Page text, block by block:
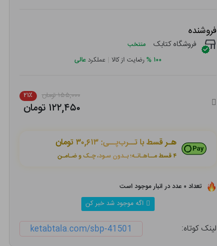
فروشنده
فروشگاه کتابک منتخب
۱۰۰ % رضایت از کالا | عملکرد عالی
۱۵۵,۰۰۰ تومان ۲۱٪
۱۲۲,۴۵۰ تومان
هـر قسط با تــرب‌پــی: ۳۰,۶۱۳ تومان
۴ قسط مــاهـانـه؛ بـدون سـود، چـک و ضـامـن
تعداد ۰ عدد در انبار موجود است
اگه موجود شد خبر کن
لینک کوتاه: ketabtala.com/sbp-41501